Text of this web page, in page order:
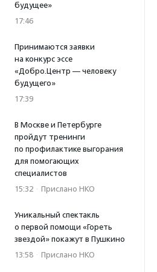
будущее»
17:46
Принимаются заявки
на конкурс эссе
«Добро.Центр — человеку
будущего»
17:39
В Москве и Петербурге
пройдут тренинги
по профилактике выгорания
для помогающих
специалистов
15:32 · Прислано НКО
Уникальный спектакль
о первой помощи «Гореть
звездой» покажут в Пушкино
13:58 · Прислано НКО